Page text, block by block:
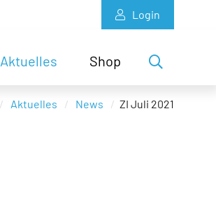
Login
Aktuelles Shop
Aktuelles News ZI Juli 2021